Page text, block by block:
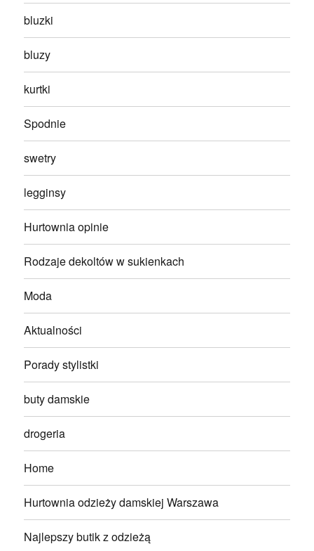
bluzki
bluzy
kurtki
Spodnie
swetry
legginsy
Hurtownia opinie
Rodzaje dekoltów w sukienkach
Moda
Aktualności
Porady stylistki
buty damskie
drogeria
Home
Hurtownia odzieży damskiej Warszawa
Najlepszy butik z odzieżą